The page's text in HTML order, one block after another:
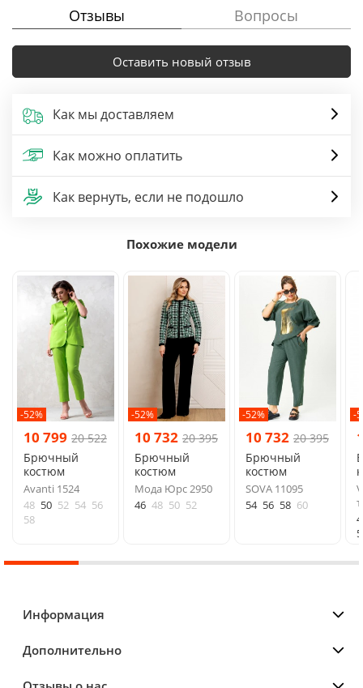
Отзывы Вопросы
Оставить новый отзыв
Как мы доставляем
Как можно оплатить
Как вернуть, если не подошло
Похожие модели
-52%
10 799 20 522
Брючный
костюм
Avanti 1524
48 50 52 54 56
58
-52%
10 732 20 395
Брючный
костюм
Мода Юрс 2950
46 48 50 52
-52%
10 732 20 395
Брючный
костюм
SOVA 11095
54 56 58 60
-
Информация
Дополнительно